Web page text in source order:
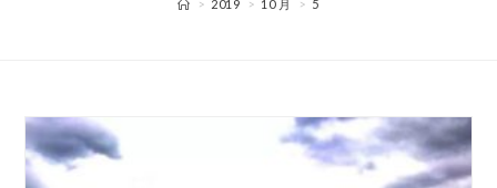
> 2019 > 10 月 > 5